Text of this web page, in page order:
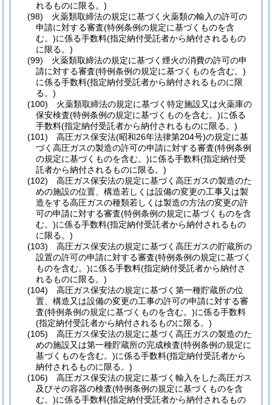
れるものに限る。)
(98)
火薬類取締法の規定に基づく火薬類の輸入の許可の
申請に対する審査(特例条例の規定に基づくものを含
む。)に係る手数料(指定納付受託者から納付されるもの
に限る。)
(99)
火薬類取締法の規定に基づく煙火の消費の許可の申
請に対する審査(特例条例の規定に基づくものを含む。)
に係る手数料(指定納付受託者から納付されるものに限
る。)
(100)
火薬類取締法の規定に基づく特定施設又は火薬庫の
保安検査(特例条例の規定に基づくものを含む。)に係る
手数料(指定納付受託者から納付されるものに限る。)
(101)
高圧ガス保安法(昭和26年法律第204号)の規定に基
づく高圧ガスの製造の許可の申請に対する審査(特例条例
の規定に基づくものを含む。)に係る手数料(指定納付受
託者から納付されるものに限る。)
(102)
高圧ガス保安法の規定に基づく高圧ガスの製造のた
めの施設の位置、構造若しくは設備の変更の工事又は製
造をする高圧ガスの種類若しくは製造の方法の変更の許
可の申請に対する審査(特例条例の規定に基づくものを含
む。)に係る手数料(指定納付受託者から納付されるもの
に限る。)
(103)
高圧ガス保安法の規定に基づく高圧ガスの貯蔵所の
設置の許可の申請に対する審査(特例条例の規定に基づく
ものを含む。)に係る手数料(指定納付受託者から納付さ
れるものに限る。)
(104)
高圧ガス保安法の規定に基づく第一種貯蔵所の位
置、構造又は設備の変更の工事の許可の申請に対する審
査(特例条例の規定に基づくものを含む。)に係る手数料
(指定納付受託者から納付されるものに限る。)
(105)
高圧ガス保安法の規定に基づく高圧ガスの製造のた
めの施設又は第一種貯蔵所の完成検査(特例条例の規定に
基づくものを含む。)に係る手数料(指定納付受託者から
納付されるものに限る。)
(106)
高圧ガス保安法の規定に基づく輸入をした高圧ガス
及びその容器の検査(特例条例の規定に基づくものを含
む。)に係る手数料(指定納付受託者から納付されるもの